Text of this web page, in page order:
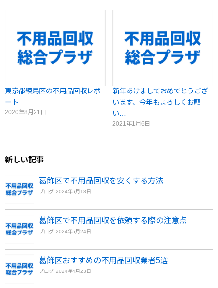
東京都練馬区の不用品回収レポ
ート
2020年8月21日
新年あけましておめでとうござ
います、今年もよろしくお願
い…
2021年1月6日
新しい記事
葛飾区で不用品回収を安くする方法
ブログ 2024年6月18日
葛飾区で不用品回収を依頼する際の注意点
ブログ 2024年5月24日
葛飾区おすすめの不用品回収業者5選
ブログ 2024年4月23日